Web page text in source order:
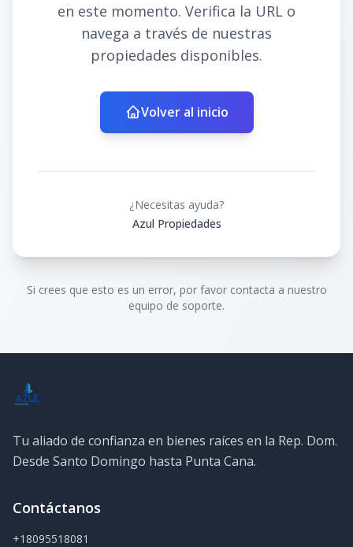
en este momento. Verifica la URL o
navega a través de nuestras
propiedades disponibles.
Volver al inicio
¿Necesitas ayuda?
Azul Propiedades
Si crees que esto es un error, por favor contacta a nuestro
equipo de soporte.
Tu aliado de confianza en bienes raíces en la Rep. Dom.
Desde Santo Domingo hasta Punta Cana.
Contáctanos
+18095518081